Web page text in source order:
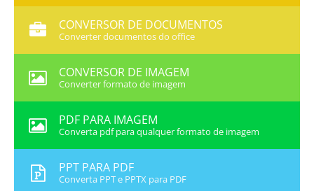
CONVERSOR DE DOCUMENTOS
Converter documentos do office
CONVERSOR DE IMAGEM
Converter formato de imagem
PDF PARA IMAGEM
Converta pdf para qualquer formato de imagem
PPT PARA PDF
Converta PPT e PPTX para PDF